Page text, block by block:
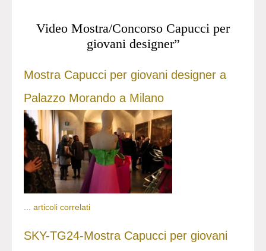
Video Mostra/Concorso Capucci per
giovani designer”
Mostra Capucci per giovani designer a
Palazzo Morando a Milano
articoli correlati
SKY-TG24-Mostra Capucci per giovani